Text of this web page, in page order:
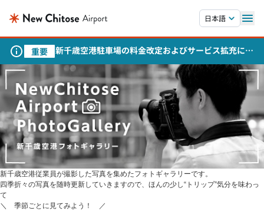
日本語
重要
新千歳空港駐車場の料金改定およびサービス拡充につ
いて
新千歳空港従業員が撮影した写真を集めたフォトギャラリーです。
四季折々の写真を随時更新していきますので、ほんの少し“トリップ”気分を味わっ
て
＼ 季節ごとに見てみよう！ ／